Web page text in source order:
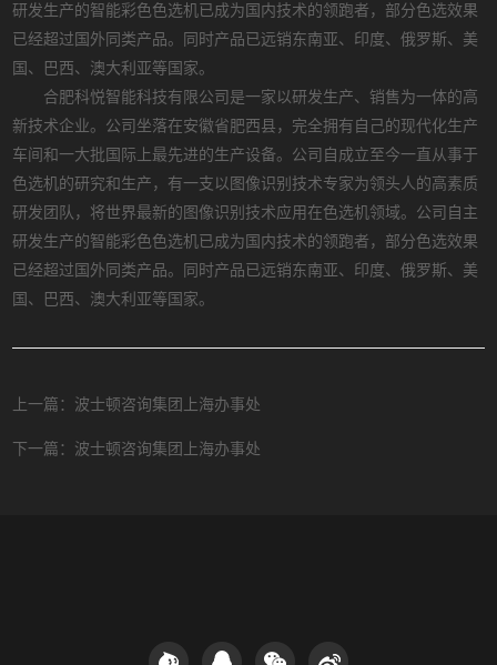
研发生产的智能彩色色选机已成为国内技术的领跑者，部分色选效果
已经超过国外同类产品。同时产品已远销东南亚、印度、俄罗斯、美
国、巴西、澳大利亚等国家。
合肥科悦智能科技有限公司是一家以研发生产、销售为一体的高
新技术企业。公司坐落在安徽省肥西县，完全拥有自己的现代化生产
车间和一大批国际上最先进的生产设备。公司自成立至今一直从事于
色选机的研究和生产，有一支以图像识别技术专家为领头人的高素质
研发团队，将世界最新的图像识别技术应用在色选机领域。公司自主
研发生产的智能彩色色选机已成为国内技术的领跑者，部分色选效果
已经超过国外同类产品。同时产品已远销东南亚、印度、俄罗斯、美
国、巴西、澳大利亚等国家。
上一篇：波士顿咨询集团上海办事处
下一篇：波士顿咨询集团上海办事处